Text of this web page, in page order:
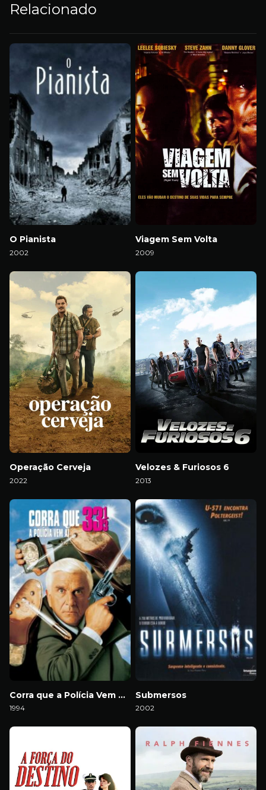
Relacionado
O Pianista
2002
Viagem Sem Volta
2009
Operação Cerveja
2022
Velozes & Furiosos 6
2013
Corra que a Polícia Vem Aí! 33⅓: O Insulto Final
1994
Submersos
2002